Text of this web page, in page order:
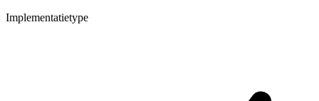
Implementatietype